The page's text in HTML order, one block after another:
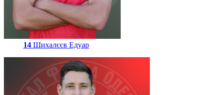
14 Шихалєєв Едуар